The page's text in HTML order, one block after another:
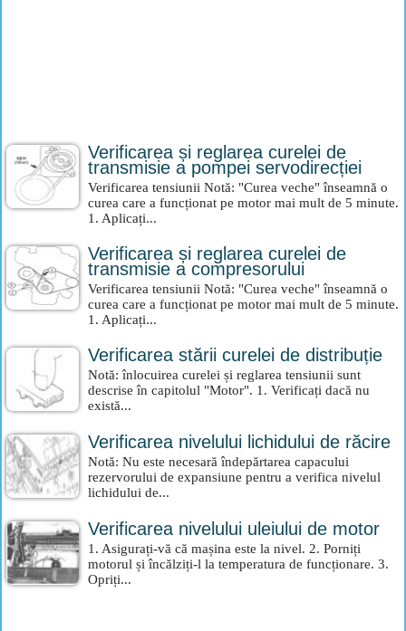
Verificarea și reglarea curelei de
transmisie a pompei servodirecției
Verificarea tensiunii Notă: "Curea veche" înseamnă o
curea care a funcționat pe motor mai mult de 5 minute.
1. Aplicați...
Verificarea și reglarea curelei de
transmisie a compresorului
Verificarea tensiunii Notă: "Curea veche" înseamnă o
curea care a funcționat pe motor mai mult de 5 minute.
1. Aplicați...
Verificarea stării curelei de distribuție
Notă: înlocuirea curelei și reglarea tensiunii sunt
descrise în capitolul "Motor". 1. Verificați dacă nu
există...
Verificarea nivelului lichidului de răcire
Notă: Nu este necesară îndepărtarea capacului
rezervorului de expansiune pentru a verifica nivelul
lichidului de...
Verificarea nivelului uleiului de motor
1. Asigurați-vă că mașina este la nivel. 2. Porniți
motorul și încălziți-l la temperatura de funcționare. 3.
Opriți...